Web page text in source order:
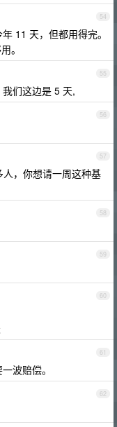
54
11 天，但都用得完。
。
55
们这边是 5 天,
56
57
，你想请一周这种基
58
59
60
61
波赔偿。
62